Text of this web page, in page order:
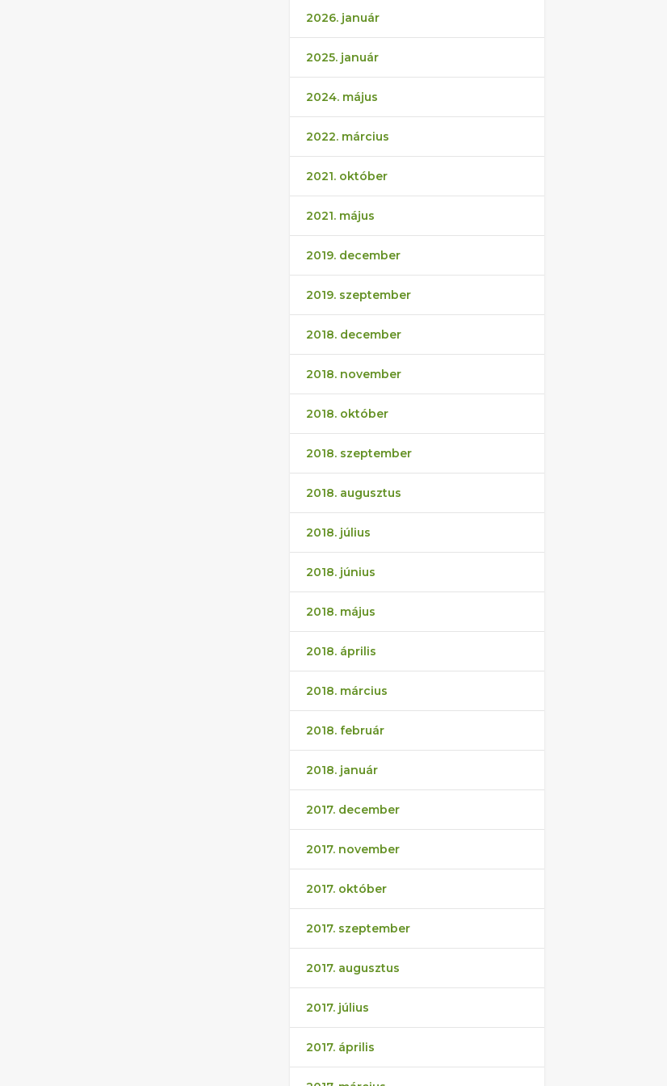
2026. január
2025. január
2024. május
2022. március
2021. október
2021. május
2019. december
2019. szeptember
2018. december
2018. november
2018. október
2018. szeptember
2018. augusztus
2018. július
2018. június
2018. május
2018. április
2018. március
2018. február
2018. január
2017. december
2017. november
2017. október
2017. szeptember
2017. augusztus
2017. július
2017. április